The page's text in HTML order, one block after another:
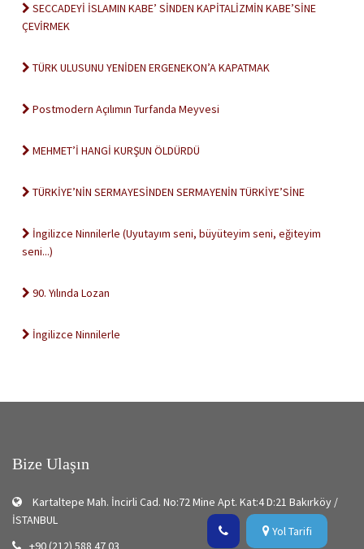
SECCADEYİ İSLAMIN KABE’ SİNDEN KAPİTALİZMİN KABE’SİNE
ÇEVİRMEK
TÜRK ULUSUNU YENİDEN ERGENEKON’A KAPATMAK
Postmodern Açılımın Turfanda Meyvesi
MEHMET’İ HANGİ KURŞUN ÖLDÜRDÜ
TÜRKİYE’NİN SERMAYESİNDEN SERMAYENİN TÜRKİYE’SİNE
İngilizce Ninnilerle (Uyutayım seni, büyüteyim seni, eğiteyim
seni...)
90. Yılında Lozan
İngilizce Ninnilerle
Bize Ulaşın
Kartaltepe Mah. İncirli Cad. No:72 Mine Apt. Kat:4 D:21 Bakırköy /
İSTANBUL
+90 (212) 588 47 03
Yol Tarifi